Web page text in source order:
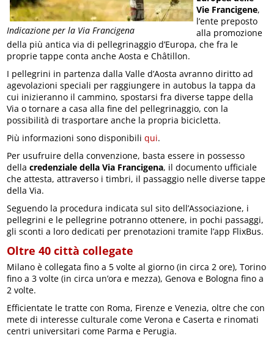
Indicazione per la Via Francigena
Vie Francigene,
l’ente preposto
alla promozione
della più antica via di pellegrinaggio d’Europa, che fra le
proprie tappe conta anche Aosta e Châtillon.
I pellegrini in partenza dalla Valle d’Aosta avranno diritto ad
agevolazioni speciali per raggiungere in autobus la tappa da
cui inizieranno il cammino, spostarsi fra diverse tappe della
Via o tornare a casa alla fine del pellegrinaggio, con la
possibilità di trasportare anche la propria bicicletta.
Più informazioni sono disponibili qui.
Per usufruire della convenzione, basta essere in possesso
dellacredenziale della Via Francigena, il documento ufficiale
che attesta, attraverso i timbri, il passaggio nelle diverse tappe
della Via.
Seguendo la procedura indicata sul sito dell’Associazione, i
pellegrini e le pellegrine potranno ottenere, in pochi passaggi,
gli sconti a loro dedicati per prenotazioni tramite l’app FlixBus.
Oltre 40 città collegate
Milano è collegata fino a 5 volte al giorno (in circa 2 ore), Torino
fino a 3 volte (in circa un’ora e mezza), Genova e Bologna fino a
2 volte.
Efficientate le tratte con Roma, Firenze e Venezia, oltre che con
mete di interesse culturale come Verona e Caserta e rinomati
centri universitari come Parma e Perugia.